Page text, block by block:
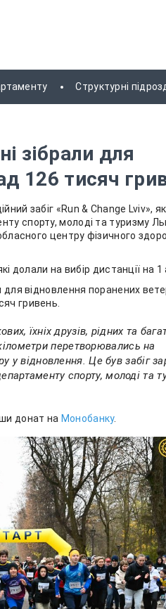
Структурні
зібрали для
126 тисяч
забіг «Run & Change Lviv»,
спорту, молоді та туризму
центру фізичного
долали на вибір дистанції на 1
відновлення поранених
гривень.
їхніх друзів, рідних та
перетворювались на
у відновлення. Це був забіг
спорту, молоді та
донат на Монобанку.